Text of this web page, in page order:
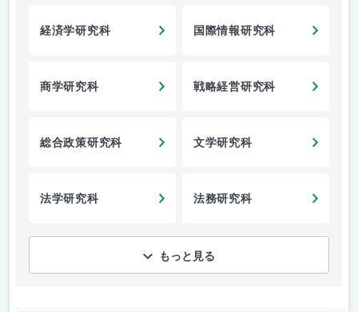
経済学研究科 国際情報研究科
商学研究科 戦略経営研究科
総合政策研究科 文学研究科
法学研究科 法務研究科
もっと見る